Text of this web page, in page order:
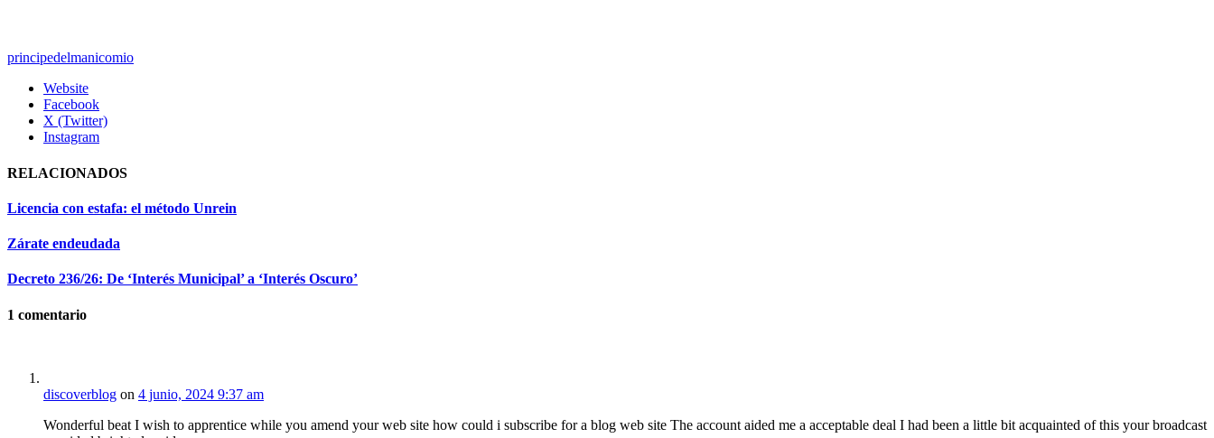
principedelmanicomio
Website
Facebook
X (Twitter)
Instagram
RELACIONADOS
Licencia con estafa: el método Unrein
Zárate endeudada
Decreto 236/26: De ‘Interés Municipal’ a ‘Interés Oscuro’
1 comentario
discoverblog on 4 junio, 2024 9:37 am
Wonderful beat I wish to apprentice while you amend your web site how could i subscribe for a blog web site The account aided me a acceptable deal I had been a little bit acquainted of this your broadcast